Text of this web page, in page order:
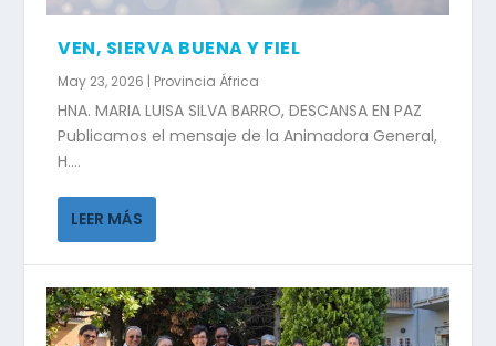
VEN, SIERVA BUENA Y FIEL
May 23, 2026 | Provincia África
HNA. MARIA LUISA SILVA BARRO, DESCANSA EN PAZ
Publicamos el mensaje de la Animadora General,
H....
LEER MÁS